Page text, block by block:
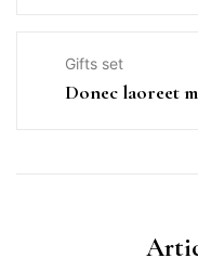
Gifts set
Donec laoreet